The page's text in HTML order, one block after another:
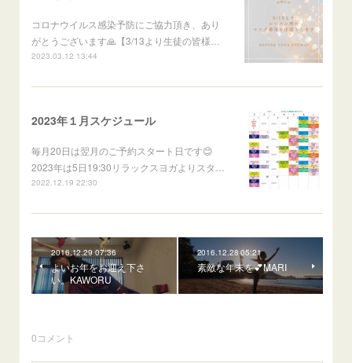
コロナウイルス感染予防にご協力頂き、あり
がとうございます🙏【3/13より生徒の皆様…
2023.03.12 13:44
2023年１月スケジュール
毎月20日は翌月のご予約スタート日です😊
2023年は5日19:30リラックスヨガよりスタ…
2022.12.19 22:30
2016.12.29 07:36
よいお年をお迎え下さ
い。KAWORU
2016.12.28 05:21
素敵な年末を💕MARI
0コメント